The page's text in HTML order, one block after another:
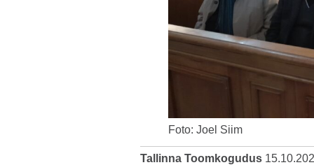
Foto: Joel Siim
Tallinna Toomkogudus